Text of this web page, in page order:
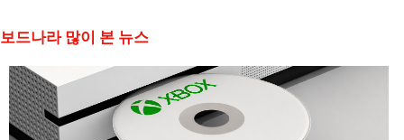
보드나라 많이 본 뉴스